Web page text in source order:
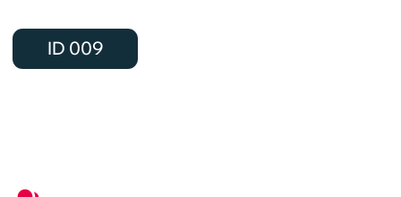
1 спальное место (2 человека)